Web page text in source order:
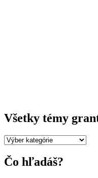
Všetky témy
Všetky
grantUP
Čo hľadáš?